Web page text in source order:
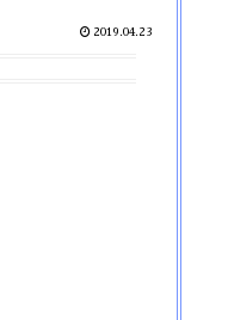
2019.04.23